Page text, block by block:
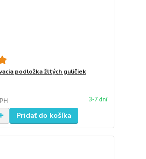
podložka žltých guličiek
3-7 dní
Pridať do košíka